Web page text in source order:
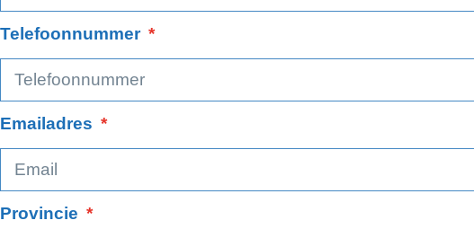
Telefoonnummer
Emailadres
Provincie